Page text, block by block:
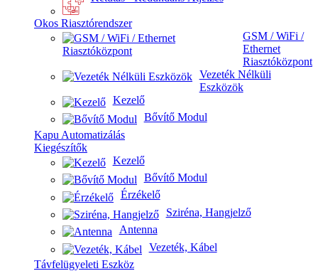
Okos Riasztórendszer
GSM / WiFi /
Ethernet
Riasztóközpont
Vezeték Nélküli
Eszközök
Kezelő
Bővítő Modul
Kapu Automatizálás
Kiegészítők
Kezelő
Bővítő Modul
Érzékelő
Sziréna, Hangjelző
Antenna
Vezeték, Kábel
Távfelügyeleti Eszköz